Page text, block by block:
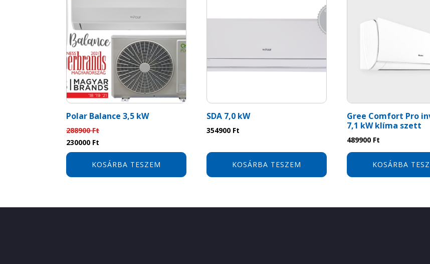
Polar Balance 3,5 kW
288900Ft
Original
price
288900 Ft.
230000 Ft
price
is:
KOSÁRBA TESZEM
SDA 7,0 kW
354900 Ft
KOSÁRBA TESZEM
Gree Comfort Pro
7,1 kW klíma szett
489900 Ft
KOSÁRBA